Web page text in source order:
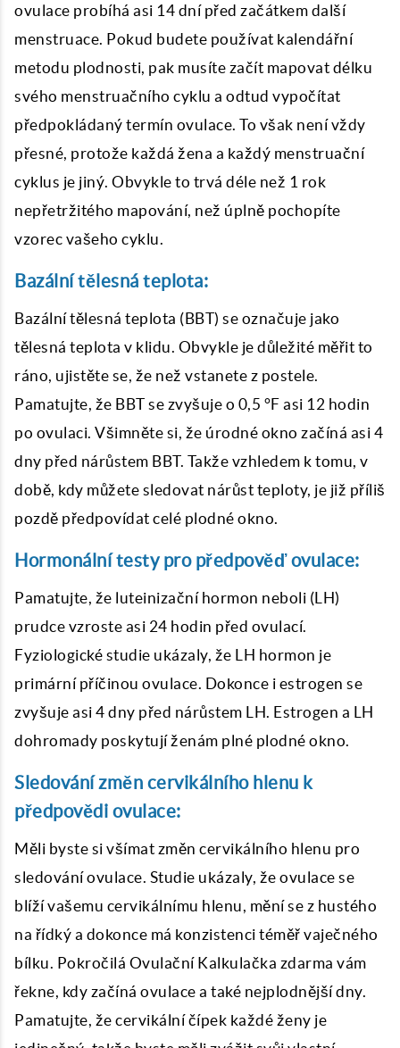
ovulace probíhá asi 14 dní před začátkem další
menstruace. Pokud budete používat kalendářní
metodu plodnosti, pak musíte začít mapovat délku
svého menstruačního cyklu a odtud vypočítat
předpokládaný termín ovulace. To však není vždy
přesné, protože každá žena a každý menstruační
cyklus je jiný. Obvykle to trvá déle než 1 rok
nepřetržitého mapování, než úplně pochopíte
vzorec vašeho cyklu.
Bazální tělesná teplota:
Bazální tělesná teplota (BBT) se označuje jako
tělesná teplota v klidu. Obvykle je důležité měřit to
ráno, ujistěte se, že než vstanete z postele.
Pamatujte, že BBT se zvyšuje o 0,5 °F asi 12 hodin
po ovulaci. Všimněte si, že úrodné okno začíná asi 4
dny před nárůstem BBT. Takže vzhledem k tomu, v
době, kdy můžete sledovat nárůst teploty, je již příliš
pozdě předpovídat celé plodné okno.
Hormonální testy pro předpověď ovulace:
Pamatujte, že luteinizační hormon neboli (LH)
prudce vzroste asi 24 hodin před ovulací.
Fyziologické studie ukázaly, že LH hormon je
primární příčinou ovulace. Dokonce i estrogen se
zvyšuje asi 4 dny před nárůstem LH. Estrogen a LH
dohromady poskytují ženám plné plodné okno.
Sledování změn cervikálního hlenu k
předpovědi ovulace:
Měli byste si všímat změn cervikálního hlenu pro
sledování ovulace. Studie ukázaly, že ovulace se
blíží vašemu cervikálnímu hlenu, mění se z hustého
na řídký a dokonce má konzistenci téměř vaječného
bílku. Pokročilá Ovulační Kalkulačka zdarma vám
řekne, kdy začíná ovulace a také nejplodnější dny.
Pamatujte, že cervikální čípek každé ženy je